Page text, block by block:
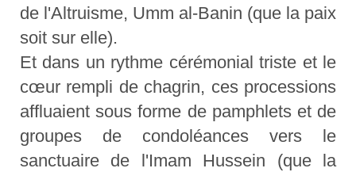
de l'Altruisme, Umm al-Banin (que la paix
soit sur elle).
Et dans un rythme cérémonial triste et le
cœur rempli de chagrin, ces processions
affluaient sous forme de pamphlets et de
groupes de condoléances vers le
sanctuaire de l'Imam Hussein (que la